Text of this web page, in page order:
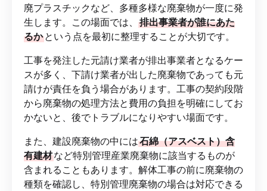
廃プラスチックなど、多種多様な廃棄物が一度に発
生します。この場面では、 排出事業者が誰にあた
るか という点を最初に整理することが大切です。
工事を発注した元請け業者が排出事業者となるケー
スが多く、下請け業者が出した廃棄物であっても元
請けが責任を負う場合があります。工事の契約段階
から廃棄物の処理方法と費用の負担を明確にしてお
かないと、後でトラブルになりやすい場面です。
また、建設廃棄物の中には石綿（アスベスト）含
有建材など特別管理産業廃棄物に該当するものが
含まれることもあります。解体工事の前に廃棄物の
種類を確認し、特別管理廃棄物の場合は対応できる